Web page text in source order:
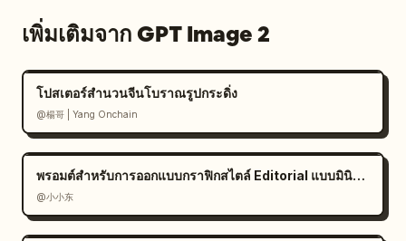
เพิ่มเติมจาก GPT Image 2
โปสเตอร์สำนวนจีนโบราณรูปกระดิ่ง
@楊哥 | Yang Onchain
พรอมต์สำหรับการออกแบบกราฟิกสไตล์ Editorial แบบมินิมอล
@小小东